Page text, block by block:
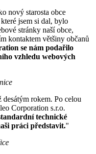
nový starosta obce
jsem si dal, bylo
stránky naší obce,
kontaktem většiny občanů
se nám podařilo
vzhledu webových
rokem. Po celou
Corporation s.r.o.
technické
práci představit."